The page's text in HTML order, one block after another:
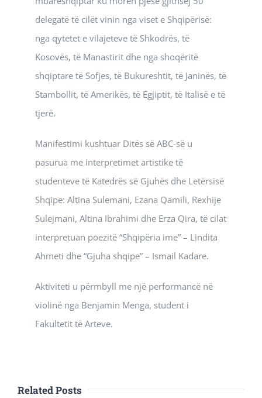
delegatë të cilët vinin nga viset e Shqipërisë:
nga qytetet e vilajeteve të Shkodrës, të
Kosovës, të Manastirit dhe nga shoqëritë
shqiptare të Sofjes, të Bukureshtit, të Janinës, të
Stambollit, të Amerikës, të Egjiptit, të Italisë e të
tjerë.
Manifestimi kushtuar Ditës së ABC-së u
pasurua me interpretimet artistike të
studenteve të Katedrës së Gjuhës dhe Letërsisë
Shqipe: Altina Sulemani, Ezana Qamili, Rexhije
Sulejmani, Altina Ibrahimi dhe Erza Qira, të cilat
interpretuan poezitë “Shqipëria ime” – Lindita
Ahmeti dhe “Gjuha shqipe” – Ismail Kadare.
Aktiviteti u përmbyll me një performancë në
violinë nga Benjamin Menga, student i
Fakultetit të Arteve.
Related Posts